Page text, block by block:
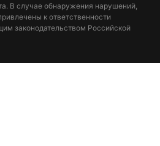
В случае обнаружения нарушений,
к ответственности
законодательством Российской